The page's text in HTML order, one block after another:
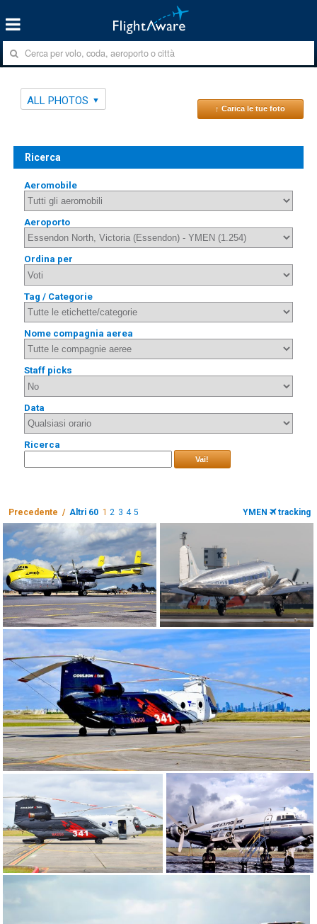
ALL PHOTOS
↑ Carica le tue foto
Ricerca
Aeromobile
Aeroporto
Ordina per
Tag / Categorie
Nome compagnia aerea
Staff picks
Data
Ricerca
Vai!
Precedente / Altri 60 1 2 3 4 5 YMEN tracking